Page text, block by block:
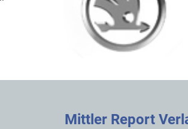
Mittler Report